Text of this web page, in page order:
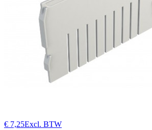
€ 7,25Excl. BTW